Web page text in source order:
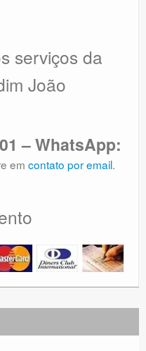
serviços da
João
– WhatsApp:
em contato por email.